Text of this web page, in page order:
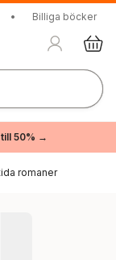
• Billiga böcker
50% →
romaner